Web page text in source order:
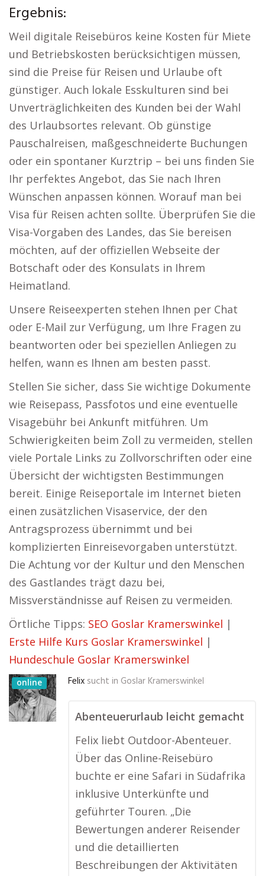
Ergebnis:
Weil digitale Reisebüros keine Kosten für Miete
und Betriebskosten berücksichtigen müssen,
sind die Preise für Reisen und Urlaube oft
günstiger. Auch lokale Esskulturen sind bei
Unverträglichkeiten des Kunden bei der Wahl
des Urlaubsortes relevant. Ob günstige
Pauschalreisen, maßgeschneiderte Buchungen
oder ein spontaner Kurztrip – bei uns finden Sie
Ihr perfektes Angebot, das Sie nach Ihren
Wünschen anpassen können. Worauf man bei
Visa für Reisen achten sollte. Überprüfen Sie die
Visa-Vorgaben des Landes, das Sie bereisen
möchten, auf der offiziellen Webseite der
Botschaft oder des Konsulats in Ihrem
Heimatland.
Unsere Reiseexperten stehen Ihnen per Chat
oder E-Mail zur Verfügung, um Ihre Fragen zu
beantworten oder bei speziellen Anliegen zu
helfen, wann es Ihnen am besten passt.
Stellen Sie sicher, dass Sie wichtige Dokumente
wie Reisepass, Passfotos und eine eventuelle
Visagebühr bei Ankunft mitführen. Um
Schwierigkeiten beim Zoll zu vermeiden, stellen
viele Portale Links zu Zollvorschriften oder eine
Übersicht der wichtigsten Bestimmungen
bereit. Einige Reiseportale im Internet bieten
einen zusätzlichen Visaservice, der den
Antragsprozess übernimmt und bei
komplizierten Einreisevorgaben unterstützt.
Die Achtung vor der Kultur und den Menschen
des Gastlandes trägt dazu bei,
Missverständnisse auf Reisen zu vermeiden.
Örtliche Tipps: SEO Goslar Kramerswinkel |
Erste Hilfe Kurs Goslar Kramerswinkel |
Hundeschule Goslar Kramerswinkel
online Felix sucht in Goslar Kramerswinkel
Abenteuerurlaub leicht gemacht
Felix liebt Outdoor-Abenteuer.
Über das Online-Reisebüro
buchte er eine Safari in Südafrika
inklusive Unterkünfte und
geführter Touren. „Die
Bewertungen anderer Reisender
und die detaillierten
Beschreibungen der Aktivitäten